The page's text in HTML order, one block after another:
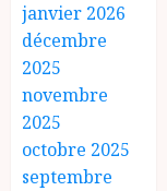
janvier 2026
décembre
2025
novembre
2025
octobre 2025
septembre